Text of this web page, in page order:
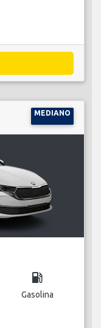
MEDIANO
local_gas_station
Gasolina